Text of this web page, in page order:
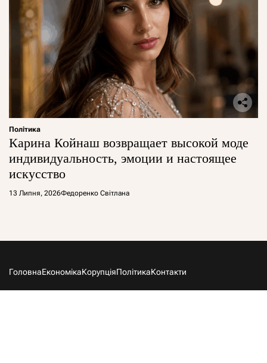
Політика
Карина Койнаш возвращает высокой моде
индивидуальность, эмоции и настоящее
искусство
13 Липня, 2026Федоренко Світлана
ГоловнаЕкономікаКорупціяПолітикаКонтакти